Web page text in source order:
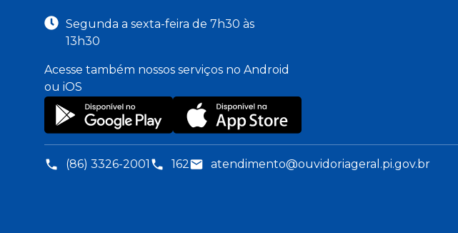
Segunda a sexta-feira de 7h30 às
13h30
Acesse também nossos serviços no Android
ou iOS
(86) 3326-2001 162 atendimento@ouvidoriageral.pi.gov.br